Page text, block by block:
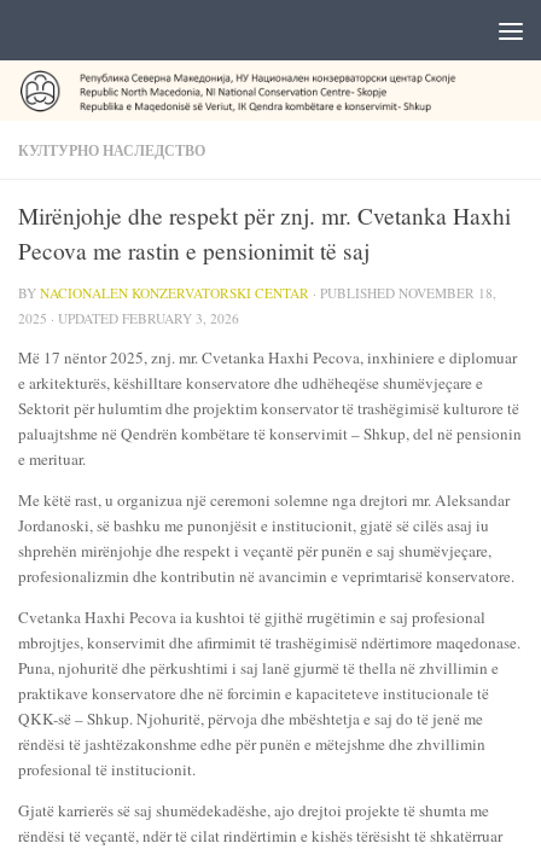
КУЛТУРНО НАСЛЕДСТВО
Mirënjohje dhe respekt për znj. mr. Cvetanka Haxhi
Pecova me rastin e pensionimit të saj
BY NACIONALEN KONZERVATORSKI CENTAR · PUBLISHED NOVEMBER 18,
2025 · UPDATED FEBRUARY 3, 2026
Më 17 nëntor 2025, znj. mr. Cvetanka Haxhi Pecova, inxhiniere e diplomuar
e arkitekturës, këshilltare konservatore dhe udhëheqëse shumëvjeçare e
Sektorit për hulumtim dhe projektim konservator të trashëgimisë kulturore të
paluajtshme në Qendrën kombëtare të konservimit – Shkup, del në pensionin
e merituar.
Me këtë rast, u organizua një ceremoni solemne nga drejtori mr. Aleksandar
Jordanoski, së bashku me punonjësit e institucionit, gjatë së cilës asaj iu
shprehën mirënjohje dhe respekt i veçantë për punën e saj shumëvjeçare,
profesionalizmin dhe kontributin në avancimin e veprimtarisë konservatore.
Cvetanka Haxhi Pecova ia kushtoi të gjithë rrugëtimin e saj profesional
mbrojtjes, konservimit dhe afirmimit të trashëgimisë ndërtimore maqedonase.
Puna, njohuritë dhe përkushtimi i saj lanë gjurmë të thella në zhvillimin e
praktikave konservatore dhe në forcimin e kapaciteteve institucionale të
QKK-së – Shkup. Njohuritë, përvoja dhe mbështetja e saj do të jenë me
rëndësi të jashtëzakonshme edhe për punën e mëtejshme dhe zhvillimin
profesional të institucionit.
Gjatë karrierës së saj shumëdekadëshe, ajo drejtoi projekte të shumta me
rëndësi të veçantë, ndër të cilat rindërtimin e kishës tërësisht të shkatërruar